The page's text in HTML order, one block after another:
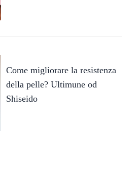
Come migliorare la resistenza
della pelle? Ultimune od
Shiseido